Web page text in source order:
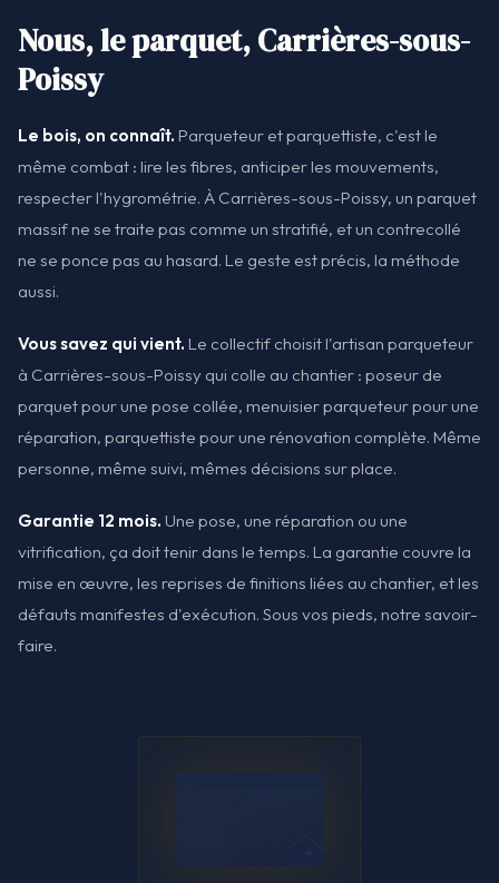
Nous, le parquet, Carrières-sous-
Poissy
Le bois, on connaît. Parqueteur et parquettiste, c'est le
même combat : lire les fibres, anticiper les mouvements,
respecter l'hygrométrie. À Carrières-sous-Poissy, un parquet
massif ne se traite pas comme un stratifié, et un contrecollé
ne se ponce pas au hasard. Le geste est précis, la méthode
aussi.
Vous savez qui vient. Le collectif choisit l'artisan parqueteur
à Carrières-sous-Poissy qui colle au chantier : poseur de
parquet pour une pose collée, menuisier parqueteur pour une
réparation, parquettiste pour une rénovation complète. Même
personne, même suivi, mêmes décisions sur place.
Garantie 12 mois. Une pose, une réparation ou une
vitrification, ça doit tenir dans le temps. La garantie couvre la
mise en œuvre, les reprises de finitions liées au chantier, et les
défauts manifestes d'exécution. Sous vos pieds, notre savoir-
faire.